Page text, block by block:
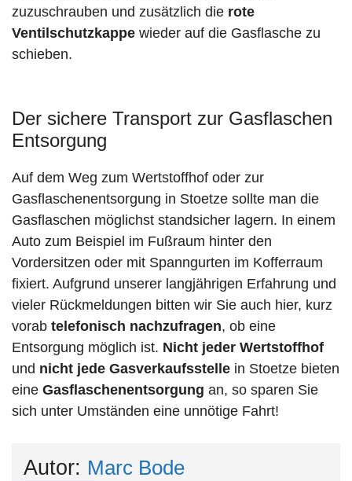
zuzuschrauben und zusätzlich die rote
Ventilschutzkappe wieder auf die Gasflasche zu
schieben.
Der sichere Transport zur Gasflaschen
Entsorgung
Auf dem Weg zum Wertstoffhof oder zur
Gasflaschenentsorgung in Stoetze sollte man die
Gasflaschen möglichst standsicher lagern. In einem
Auto zum Beispiel im Fußraum hinter den
Vordersitzen oder mit Spanngurten im Kofferraum
fixiert. Aufgrund unserer langjährigen Erfahrung und
vieler Rückmeldungen bitten wir Sie auch hier, kurz
vorab telefonisch nachzufragen, ob eine
Entsorgung möglich ist. Nicht jeder Wertstoffhof
und nicht jede Gasverkaufsstelle in Stoetze bieten
eine Gasflaschenentsorgung an, so sparen Sie
sich unter Umständen eine unnötige Fahrt!
Autor: Marc Bode